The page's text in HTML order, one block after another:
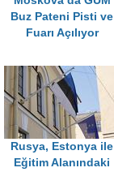
Buz Pateni Pisti ve
Fuarı Açılıyor
Rusya, Estonya ile
Eğitim Alanındaki